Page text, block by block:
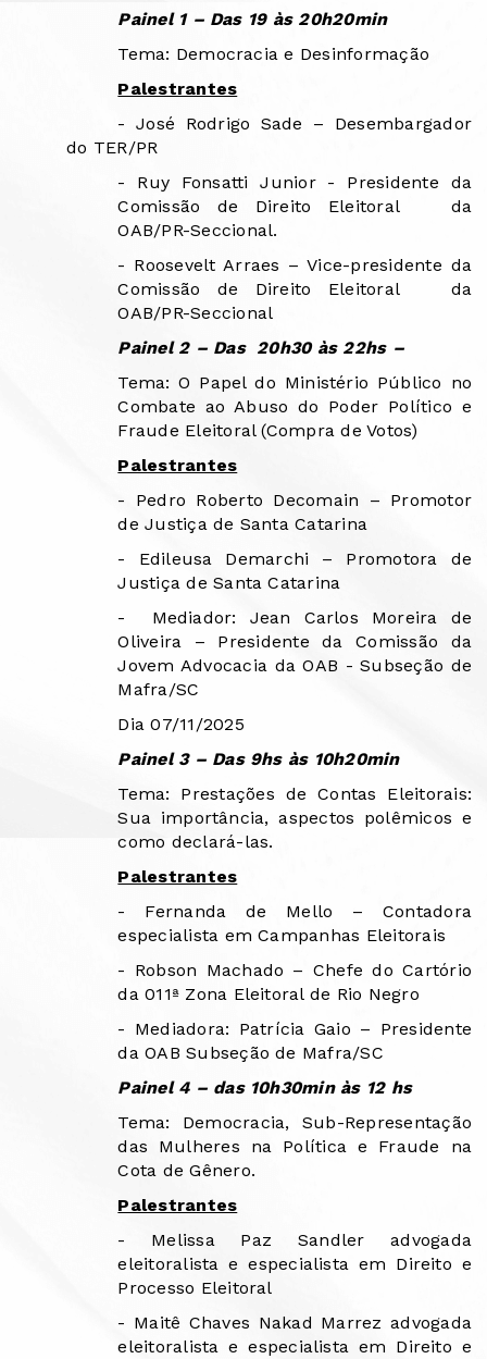
Painel 1 – Das 19 às 20h20min
Tema: Democracia e Desinformação
Palestrantes
- José Rodrigo Sade – Desembargador
do TER/PR
- Ruy Fonsatti Junior - Presidente da
Comissão de Direito Eleitoral
da
OAB/PR-Seccional.
- Roosevelt Arraes – Vice-presidente da
Comissão de Direito Eleitoral
da
OAB/PR-Seccional
Painel 2 – Das 20h30 às 22hs –
Tema: O Papel do Ministério Público no
Combate ao Abuso do Poder Político e
Fraude Eleitoral (Compra de Votos)
Palestrantes
- Pedro Roberto Decomain – Promotor
de Justiça de Santa Catarina
- Edileusa Demarchi – Promotora de
Justiça de Santa Catarina
-
Mediador: Jean Carlos Moreira de
Oliveira – Presidente da Comissão da
Jovem Advocacia da OAB - Subseção de
Mafra/SC
Dia 07/11/2025
Painel 3 – Das 9hs às 10h20min
Tema: Prestações de Contas Eleitorais:
Sua importância, aspectos polêmicos e
como declará-las.
Palestrantes
- Fernanda de Mello – Contadora
especialista em Campanhas Eleitorais
- Robson Machado – Chefe do Cartório
da 011ª Zona Eleitoral de Rio Negro
- Mediadora: Patrícia Gaio – Presidente
da OAB Subseção de Mafra/SC
Painel 4 – das 10h30min às 12 hs
Tema: Democracia, Sub-Representação
das Mulheres na Política e Fraude na
Cota de Gênero.
Palestrantes
- Melissa Paz Sandler advogada
eleitoralista e especialista em Direito e
Processo Eleitoral
- Maitê Chaves Nakad Marrez advogada
eleitoralista e especialista em Direito e